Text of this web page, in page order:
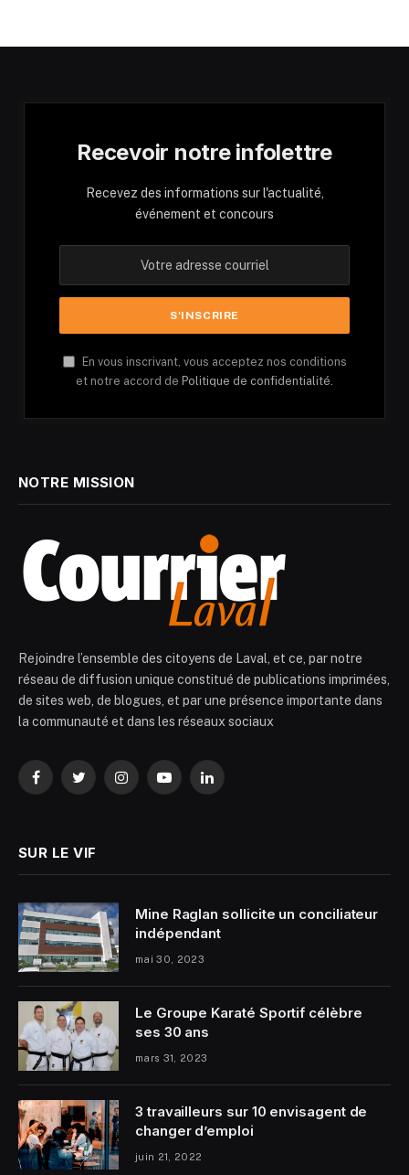
Recevoir notre infolettre
Recevez des informations sur l'actualité,
événement et concours
En vous inscrivant, vous acceptez nos conditions
et notre accord de Politique de confidentialité.
NOTRE MISSION
Rejoindre l’ensemble des citoyens de Laval, et ce, par notre
réseau de diffusion unique constitué de publications imprimées,
de sites web, de blogues, et par une présence importante dans
la communauté et dans les réseaux sociaux
FacebookTwitterInstagramYouTubeLinkedIn
SUR LE VIF
Mine Raglan sollicite un conciliateur
indépendant
mai 30, 2023
Le Groupe Karaté Sportif célèbre
ses 30 ans
mars 31, 2023
3 travailleurs sur 10 envisagent de
changer d’emploi
juin 21, 2022